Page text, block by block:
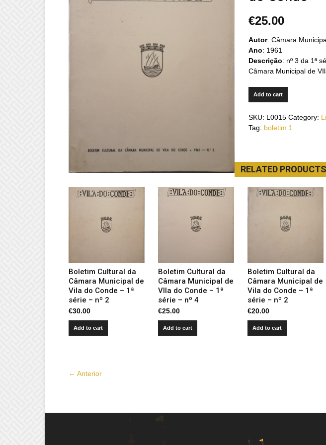
€25.00
Autor: Câmara
Ano: 1961
Descrição: nº 3 da 1ª
Câmara Municipal de
Add to cart
SKU: L0015 Category:
Tag: boletim 1
RELATED PRODUCTS
Boletim Cultural da
Câmara Municipal de
Vila do Conde – 1ª
série – nº 2
€30.00
Add to cart
Boletim Cultural da
Câmara Municipal de
VIla do Conde – 1ª
série – nº 4
€25.00
Add to cart
Boletim Cultural da
Câmara Municipal de
Vila do Conde – 1ª
série – nº 2
€20.00
Add to cart
← Anterior